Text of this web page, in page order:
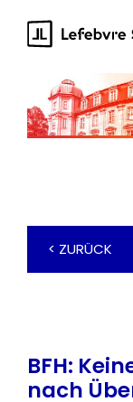
springen
< ZURÜCK
BFH:
nach